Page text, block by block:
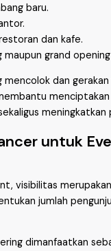
baru.
dan kafe.
grand
mencolok dan
menciptakan
meningkatkan
untuk
visibilitas
jumlah
dimanfaatkan